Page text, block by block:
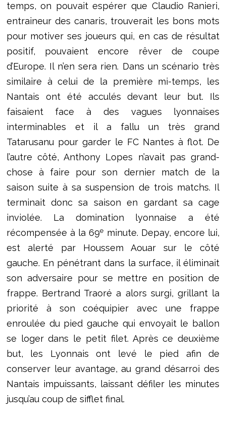
temps, on pouvait espérer que Claudio Ranieri,
entraineur des canaris, trouverait les bons mots
pour motiver ses joueurs qui, en cas de résultat
positif, pouvaient encore rêver de coupe
d’Europe. Il n’en sera rien. Dans un scénario très
similaire à celui de la première mi-temps, les
Nantais ont été acculés devant leur but. Ils
faisaient face à des vagues lyonnaises
interminables et il a fallu un très grand
Tatarusanu pour garder le FC Nantes à flot. De
l’autre côté, Anthony Lopes n’avait pas grand-
chose à faire pour son dernier match de la
saison suite à sa suspension de trois matchs. Il
terminait donc sa saison en gardant sa cage
inviolée. La domination lyonnaise a été
récompensée à la 69e minute. Depay, encore lui,
est alerté par Houssem Aouar sur le côté
gauche. En pénétrant dans la surface, il éliminait
son adversaire pour se mettre en position de
frappe. Bertrand Traoré a alors surgi, grillant la
priorité à son coéquipier avec une frappe
enroulée du pied gauche qui envoyait le ballon
se loger dans le petit filet. Après ce deuxième
but, les Lyonnais ont levé le pied afin de
conserver leur avantage, au grand désarroi des
Nantais impuissants, laissant défiler les minutes
jusqu’au coup de sifflet final.